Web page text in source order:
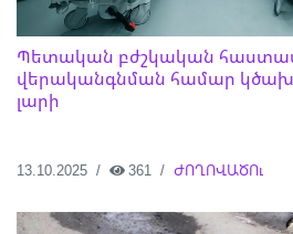
Պետական ​​բժշկական
վերականգնման համար
լարի
13.10.2025 361 ԺՈՂՈՎԱԾՈւ